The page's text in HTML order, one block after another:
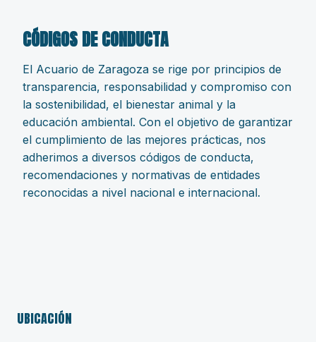
CÓDIGOS DE CONDUCTA
El Acuario de Zaragoza se rige por principios de
transparencia, responsabilidad y compromiso con
la sostenibilidad, el bienestar animal y la
educación ambiental. Con el objetivo de garantizar
el cumplimiento de las mejores prácticas, nos
adherimos a diversos códigos de conducta,
recomendaciones y normativas de entidades
reconocidas a nivel nacional e internacional.
UBICACIÓN